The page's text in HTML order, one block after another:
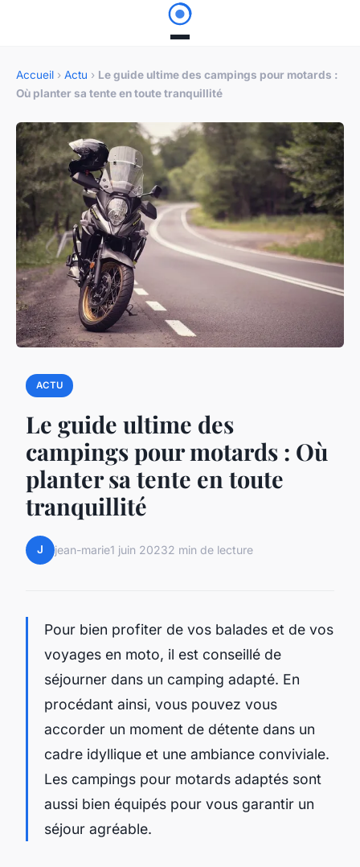
Accueil › Actu › Le guide ultime des campings pour motards :
Où planter sa tente en toute tranquillité
ACTU
Le guide ultime des
campings pour motards : Où
planter sa tente en toute
tranquillité
J jean-marie1 juin 20232 min de lecture
Pour bien profiter de vos balades et de vos
voyages en moto, il est conseillé de
séjourner dans un camping adapté. En
procédant ainsi, vous pouvez vous
accorder un moment de détente dans un
cadre idyllique et une ambiance conviviale.
Les campings pour motards adaptés sont
aussi bien équipés pour vous garantir un
séjour agréable.